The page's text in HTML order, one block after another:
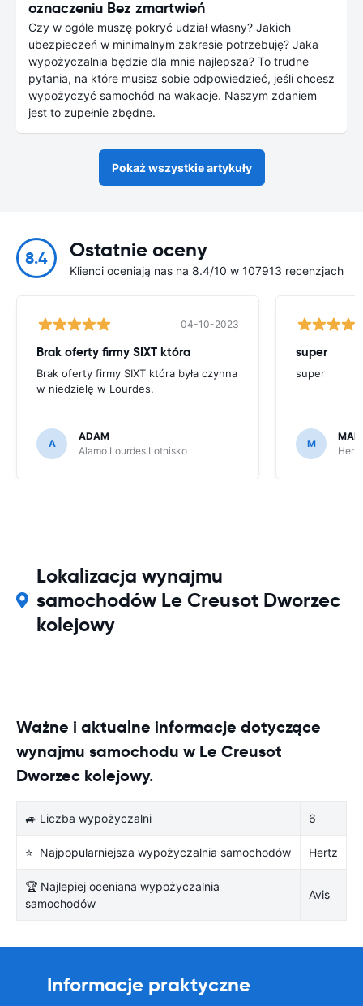
oznaczeniu Bez zmartwień
Czy w ogóle muszę pokryć udział własny? Jakich
ubezpieczeń w minimalnym zakresie potrzebuję? Jaka
wypożyczalnia będzie dla mnie najlepsza? To trudne
pytania, na które musisz sobie odpowiedzieć, jeśli chcesz
wypożyczyć samochód na wakacje. Naszym zdaniem
jest to zupełnie zbędne.
Pokaż wszystkie artykuły
8.4 Ostatnie oceny
Klienci oceniają nas na 8.4/10 w 107913 recenzjach
04-10-2023
Brak oferty firmy SIXT która
Brak oferty firmy SIXT która była czynna
w niedzielę w Lourdes.
A
ADAM
Alamo Lourdes Lotnisko
super
super
M
Lokalizacja wynajmu
samochodów Le Creusot Dworzec
kolejowy
Ważne i aktualne informacje dotyczące
wynajmu samochodu w Le Creusot
Dworzec kolejowy.
🚙 Liczba wypożyczalni 6
⭐ Najpopularniejsza wypożyczalnia samochodów Hertz
🏆 Najlepiej oceniana wypożyczalnia
samochodów
Avis
Informacje praktyczne